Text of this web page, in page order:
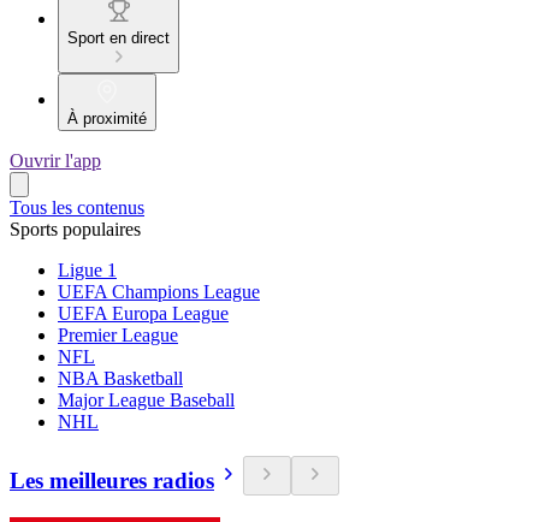
Sport en direct
À proximité
Ouvrir l'app
Tous les contenus
Sports populaires
Ligue 1
UEFA Champions League
UEFA Europa League
Premier League
NFL
NBA Basketball
Major League Baseball
NHL
Les meilleures radios